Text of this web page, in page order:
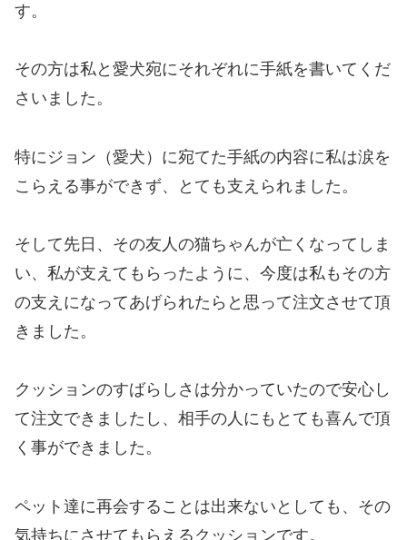
す。
その方は私と愛犬宛にそれぞれに手紙を書いてくだ
さいました。
特にジョン（愛犬）に宛てた手紙の内容に私は涙を
こらえる事ができず、とても支えられました。
そして先日、その友人の猫ちゃんが亡くなってしま
い、私が支えてもらったように、今度は私もその方
の支えになってあげられたらと思って注文させて頂
きました。
クッションのすばらしさは分かっていたので安心し
て注文できましたし、相手の人にもとても喜んで頂
く事ができました。
ペット達に再会することは出来ないとしても、その
気持ちにさせてもらえるクッションです。